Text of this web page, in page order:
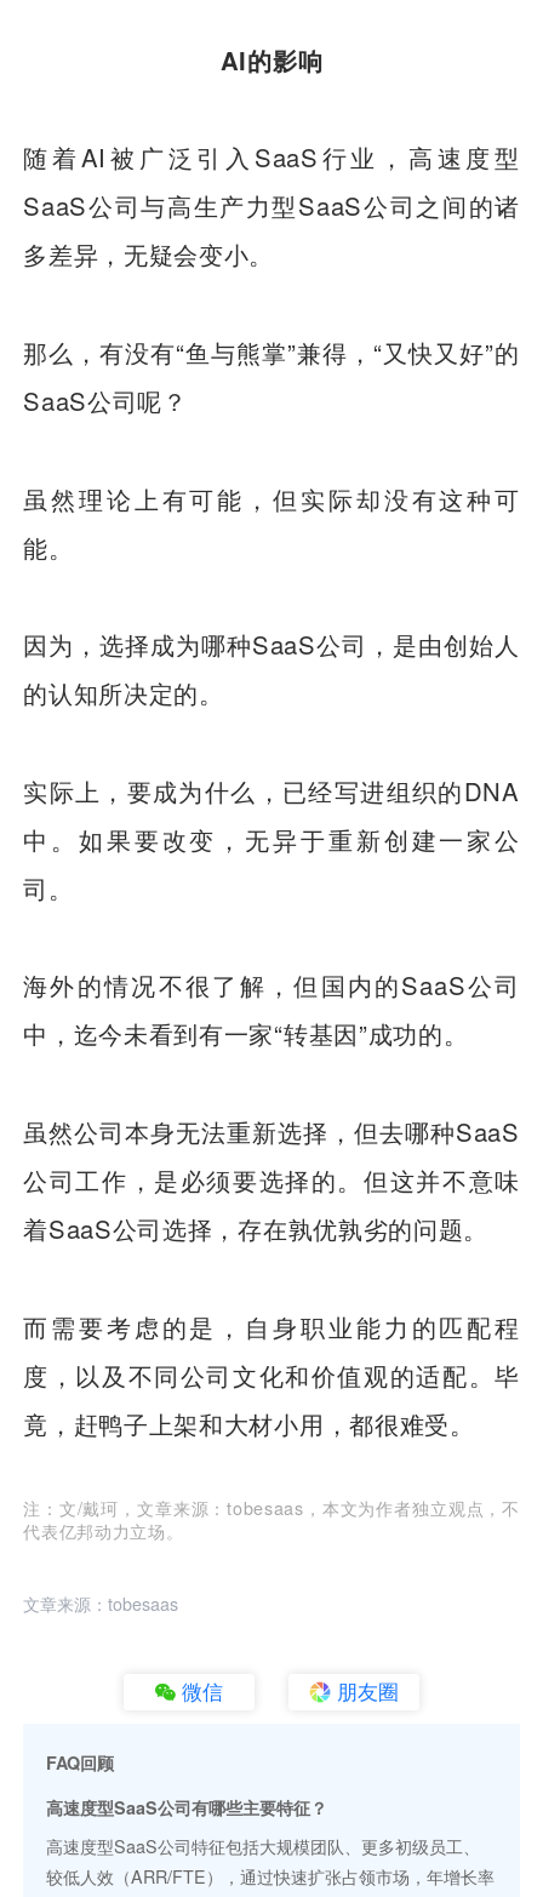
AI的影响
随着AI被广泛引入SaaS行业，高速度型
SaaS公司与高生产力型SaaS公司之间的诸
多差异，无疑会变小。
那么，有没有“鱼与熊掌”兼得，“又快又好”的
SaaS公司呢？
虽然理论上有可能，但实际却没有这种可
能。
因为，选择成为哪种SaaS公司，是由创始人
的认知所决定的。
实际上，要成为什么，已经写进组织的DNA
中。如果要改变，无异于重新创建一家公
司。
海外的情况不很了解，但国内的SaaS公司
中，迄今未看到有一家“转基因”成功的。
虽然公司本身无法重新选择，但去哪种SaaS
公司工作，是必须要选择的。但这并不意味
着SaaS公司选择，存在孰优孰劣的问题。
而需要考虑的是，自身职业能力的匹配程
度，以及不同公司文化和价值观的适配。毕
竟，赶鸭子上架和大材小用，都很难受。
注：文/戴珂，文章来源：tobesaas，本文为作者独立观点，不
代表亿邦动力立场。
文章来源：tobesaas
微信 朋友圈
FAQ回顾
高速度型SaaS公司有哪些主要特征？
高速度型SaaS公司特征包括大规模团队、更多初级员工、
较低人效（ARR/FTE），通过快速扩张占领市场，年增长率